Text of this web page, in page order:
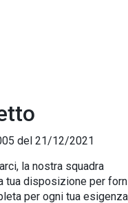
del 21/12/2021
la nostra squadra
tua disposizione per
per ogni tua esigenza